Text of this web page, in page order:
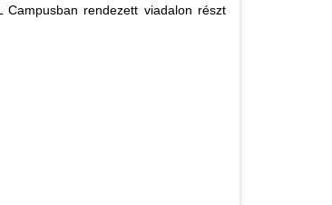
rendezett viadalon részt